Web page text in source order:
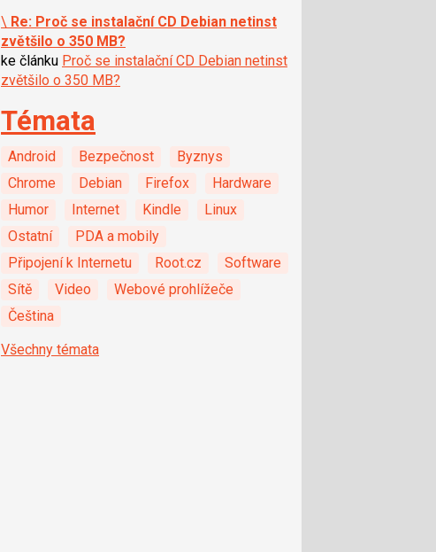
\ Re: Proč se instalační CD Debian netinst
zvětšilo o 350 MB?
ke článku Proč se instalační CD Debian netinst
zvětšilo o 350 MB?
Témata
Android Bezpečnost
Byznys
Chrome
Debian Firefox
Hardware
Humor
Internet Kindle
Linux
Ostatní
PDA a mobily
Připojení k Internetu
Root.cz
Software
Sítě
Video
Webové prohlížeče
Čeština
Všechny témata